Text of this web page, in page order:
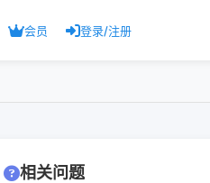
会员 登录/注册
相关问题